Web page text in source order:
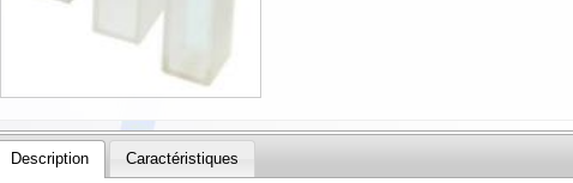
Description Caractéristiques